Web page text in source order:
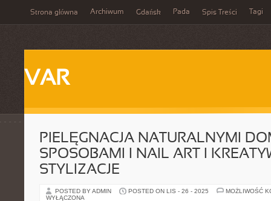
Strona główna Archiwum Gdańsk Pada Spis Treści Tagi
VAR
PIELĘGNACJA NATURALNYMI
SPOSOBAMI I NAIL ART I
STYLIZACJE
POSTED BY ADMIN POSTED ON LIS - 26 - 2025
MOŻLIWOŚĆ
WYŁĄCZONA